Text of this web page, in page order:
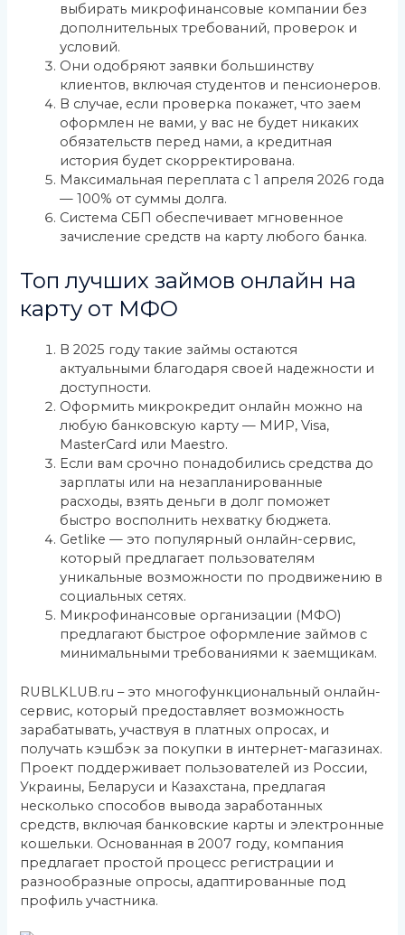
выбирать микрофинансовые компании без
дополнительных требований, проверок и
условий.
Они одобряют заявки большинству
клиентов, включая студентов и пенсионеров.
В случае, если проверка покажет, что заем
оформлен не вами, у вас не будет никаких
обязательств перед нами, а кредитная
история будет скорректирована.
Максимальная переплата с 1 апреля 2026 года
— 100% от суммы долга.
Система СБП обеспечивает мгновенное
зачисление средств на карту любого банка.
Топ лучших займов онлайн на
карту от МФО
В 2025 году такие займы остаются
актуальными благодаря своей надежности и
доступности.
Оформить микрокредит онлайн можно на
любую банковскую карту — МИР, Visa,
MasterCard или Maestro.
Если вам срочно понадобились средства до
зарплаты или на незапланированные
расходы, взять деньги в долг поможет
быстро восполнить нехватку бюджета.
Getlike — это популярный онлайн-сервис,
который предлагает пользователям
уникальные возможности по продвижению в
социальных сетях.
Микрофинансовые организации (МФО)
предлагают быстрое оформление займов с
минимальными требованиями к заемщикам.
RUBLKLUB.ru – это многофункциональный онлайн-
сервис, который предоставляет возможность
зарабатывать, участвуя в платных опросах, и
получать кэшбэк за покупки в интернет-магазинах.
Проект поддерживает пользователей из России,
Украины, Беларуси и Казахстана, предлагая
несколько способов вывода заработанных
средств, включая банковские карты и электронные
кошельки. Основанная в 2007 году, компания
предлагает простой процесс регистрации и
разнообразные опросы, адаптированные под
профиль участника.